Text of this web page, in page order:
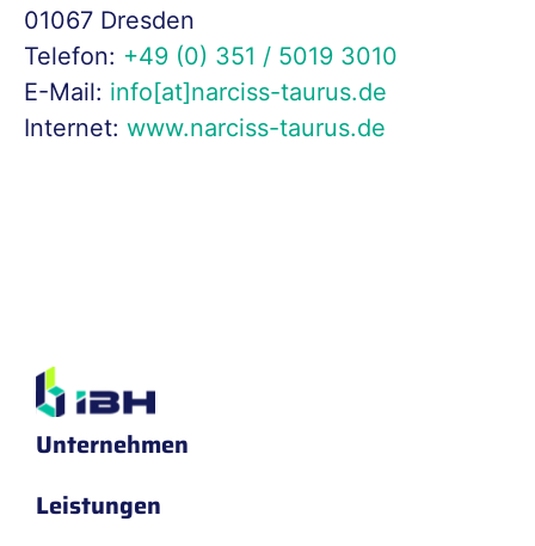
01067 Dresden
Telefon: +49 (0) 351 / 5019 3010
E-Mail: info[at]narciss-taurus.de
Internet: www.narciss-taurus.de
Unternehmen
Leistungen